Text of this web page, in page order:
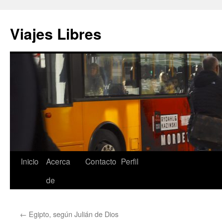
contenido
Viajes Libres
Inicio
Acerca
de
Contacto Perfil
← Egipto, según Julián de Dios